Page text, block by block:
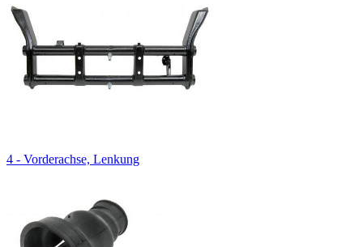
4 - Vorderachse, Lenkung